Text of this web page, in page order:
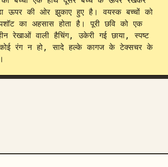
ऊपर की ओर झुकाए हुए है। वयस्क बच्चों को
का अहसास होता है। पूरी छवि को एक
रेखाओं वाली हैचिंग, उकेरी गई छाया, स्पष्ट
कोई रंग न हो, सादे हल्के कागज के टेक्सचर के